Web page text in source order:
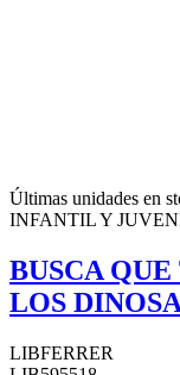
Últimas unidades en
INFANTIL Y
BUSCA
LOS
LIBFERRER